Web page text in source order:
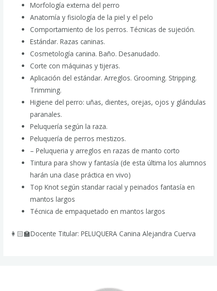
Morfología externa del perro
Anatomía y fisiología de la piel y el pelo
Comportamiento de los perros. Técnicas de sujeción.
Estándar. Razas caninas.
Cosmetología canina. Baño. Desanudado.
Corte con máquinas y tijeras.
Aplicación del estándar. Arreglos. Grooming. Stripping.
Trimming.
Higiene del perro: uñas, dientes, orejas, ojos y glándulas
paranales.
Peluquería según la raza.
Peluquería de perros mestizos.
– Peluqueria y arreglos en razas de manto corto
Tintura para show y fantasía (de esta última los alumnos
harán una clase práctica en vivo)
Top Knot según standar racial y peinados fantasía en
mantos largos
Técnica de empaquetado en mantos largos
👩🏻‍🏫Docente Titular: PELUQUERA Canina Alejandra Cuerva